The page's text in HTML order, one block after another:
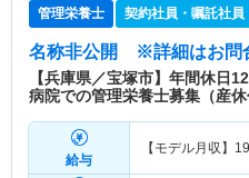
管理栄養士 契約社員・嘱託社員
名称非公開 ※詳細はお問
【兵庫県／宝塚市】年間休日
病院での管理栄養士募集（産休
給与
【モデル月収】